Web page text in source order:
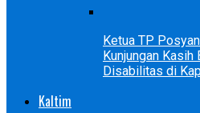
Ketua TP
Kunjungan
Disabilitas di
Kaltim